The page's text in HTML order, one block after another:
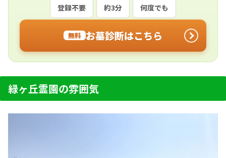
登録不要 約3分 何度でも
無料 お墓診断はこちら
緑ヶ丘霊園の雰囲気